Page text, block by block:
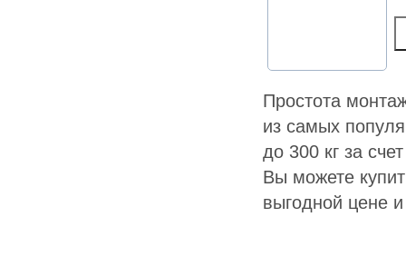
Простота
из самых
до 300 кг за
Вы можете
выгодной цене